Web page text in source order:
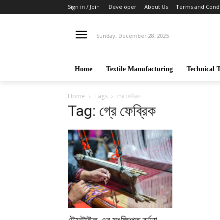
Sign in / Join Developer About Us Terms and
Sunday, December 28, 2025
Home Textile Manufacturing Technical
Home Tags গ্রে ফেব্রিক
Tag: গ্রে ফেব্রিক